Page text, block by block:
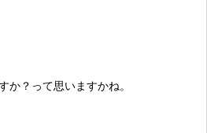
か？って思いますかね。